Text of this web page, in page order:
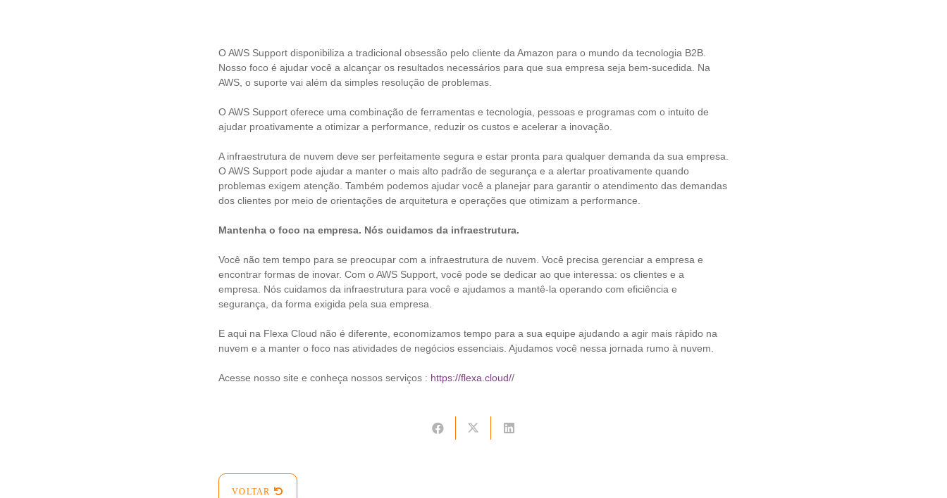
O AWS Support disponibiliza a tradicional obsessão pelo cliente da Amazon para o mundo da tecnologia B2B.
Nosso foco é ajudar você a alcançar os resultados necessários para que sua empresa seja bem-sucedida. Na
AWS, o suporte vai além da simples resolução de problemas.
O AWS Support oferece uma combinação de ferramentas e tecnologia, pessoas e programas com o intuito de
ajudar proativamente a otimizar a performance, reduzir os custos e acelerar a inovação.
A infraestrutura de nuvem deve ser perfeitamente segura e estar pronta para qualquer demanda da sua empresa.
O AWS Support pode ajudar a manter o mais alto padrão de segurança e a alertar proativamente quando
problemas exigem atenção. Também podemos ajudar você a planejar para garantir o atendimento das demandas
dos clientes por meio de orientações de arquitetura e operações que otimizam a performance.
Mantenha o foco na empresa. Nós cuidamos da infraestrutura.
Você não tem tempo para se preocupar com a infraestrutura de nuvem. Você precisa gerenciar a empresa e
encontrar formas de inovar. Com o AWS Support, você pode se dedicar ao que interessa: os clientes e a
empresa. Nós cuidamos da infraestrutura para você e ajudamos a mantê-la operando com eficiência e
segurança, da forma exigida pela sua empresa.
E aqui na Flexa Cloud não é diferente, economizamos tempo para a sua equipe ajudando a agir mais rápido na
nuvem e a manter o foco nas atividades de negócios essenciais. Ajudamos você nessa jornada rumo à nuvem.
Acesse nosso site e conheça nossos serviços : https://flexa.cloud//
VOLTAR